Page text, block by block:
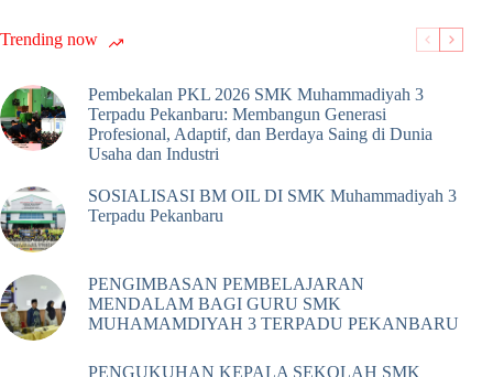
Trending now
Pembekalan PKL 2026 SMK Muhammadiyah 3
Terpadu Pekanbaru: Membangun Generasi
Profesional, Adaptif, dan Berdaya Saing di Dunia
Usaha dan Industri
SOSIALISASI BM OIL DI SMK Muhammadiyah 3
Terpadu Pekanbaru
PENGIMBASAN PEMBELAJARAN
MENDALAM BAGI GURU SMK
MUHAMAMDIYAH 3 TERPADU PEKANBARU
PENGUKUHAN KEPALA SEKOLAH SMK